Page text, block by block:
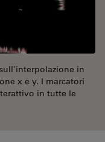
in
x e y. I marcatori
in tutte le